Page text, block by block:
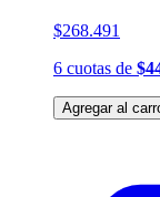
$268.491
6 cuotas de
Agregar al